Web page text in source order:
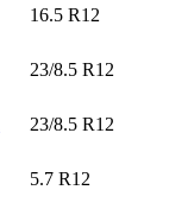
16.5 R12
23/8.5 R12
23/8.5 R12
5.7 R12